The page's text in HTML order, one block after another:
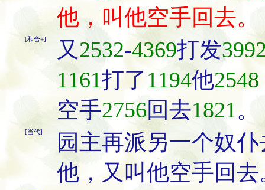
他，叫他空手回去。
[和合+] 又 2532-4369打发
1161打了1194他2548
空手2756回去1821。
[当代]
园主再派另一个奴
他，又叫他空手回去